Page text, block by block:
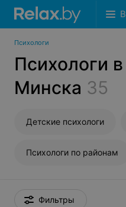
Психологи
Психологи
Минска 35
Детские психологи
Психологи по районам
Фильтры